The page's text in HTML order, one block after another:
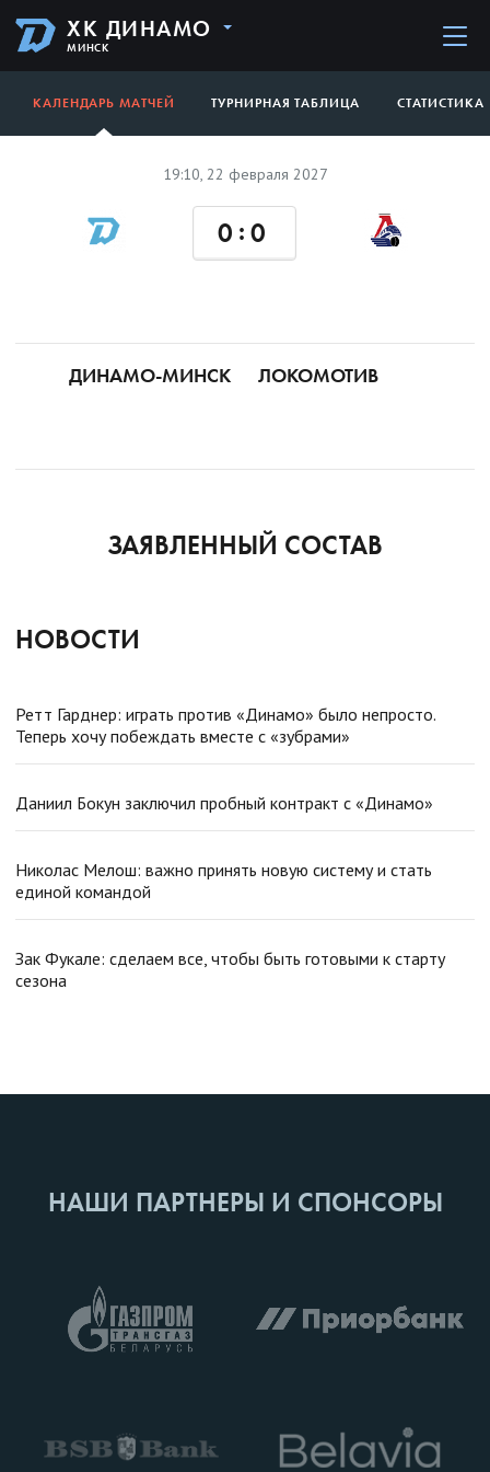
ХК ДИНАМО
МИНСК
КАЛЕНДАРЬ МАТЧЕЙ ТУРНИРНАЯ ТАБЛИЦА СТАТИСТИКА
19:10, 22 февраля 2027
ДИНАМО-МИНСК
0 :0
ЛОКОМОТИВ
ЗАЯВЛЕННЫЙ СОСТАВ
НОВОСТИ
Ретт Гарднер: играть против «Динамо» было непросто.
Теперь хочу побеждать вместе с «зубрами»
Даниил Бокун заключил пробный контракт с «Динамо»
Николас Мелош: важно принять новую систему и стать
единой командой
Зак Фукале: сделаем все, чтобы быть готовыми к старту
сезона
НАШИ ПАРТНЕРЫ И СПОНСОРЫ